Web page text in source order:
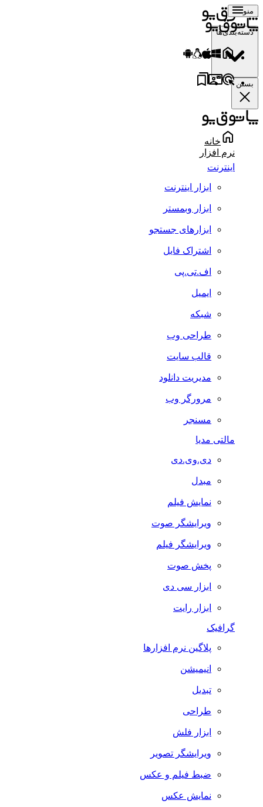
منو
دسته‌بندی‌ها
بستن
خانه
نرم افزار
اینترنت
ابزار اینترنت
ابزار وبمستر
ابزارهای جستجو
اشتراک فایل
اف.تی.پی
ایمیل
شبکه
طراحی وب
قالب سایت
مدیریت دانلود
مرورگر وب
مسنجر
مالتی مدیا
دی.وی.دی
مبدل
نمایش فیلم
ویرایشگر صوت
ویرایشگر فیلم
پخش صوت
ابزار سی دی
ابزار رایت
گرافیک
پلاگین نرم افزارها
انیمیشن
تبدیل
طراحی
ابزار فلش
ویرایشگر تصویر
ضبط فيلم و عكس
نمایش عکس